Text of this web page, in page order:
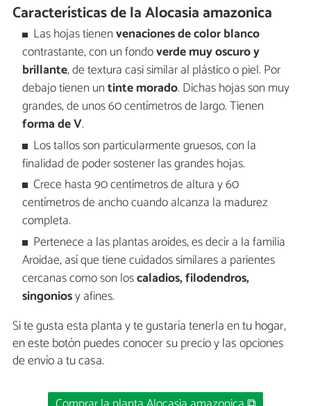
Características de la Alocasia amazonica
Las hojas tienenvenaciones de color blanco
contrastante, con un fondoverde muy oscuro y
brillante, de textura casi similar al plástico o piel. Por
debajo tienen untinte morado. Dichas hojas son muy
grandes, de unos 60 centímetros de largo. Tienen
forma de V.
Los tallos son particularmente gruesos, con la
finalidad de poder sostener las grandes hojas.
Crece hasta 90 centímetros de altura y 60
centímetros de ancho cuando alcanza la madurez
completa.
Pertenece a las plantas aroides, es decir a la familia
Aroidae, así que tiene cuidados similares a parientes
cercanas como son loscaladios, filodendros,
singoniosy afines.
Si te gusta esta planta y te gustaría tenerla en tu hogar,
en este botón puedes conocer su precio y las opciones
de envío a tu casa.